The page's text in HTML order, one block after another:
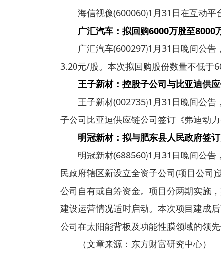
海信视像(600060)1月31日在互动
广汇汽车：拟回购6000万股至8000
广汇汽车(600297)1月31日晚间公
3.20元/股。本次拟回购股份数量不低于
王子新材：控股子公司与比亚迪供
王子新材(002735)1月31日晚间公
子公司比亚迪供应链公司签订《弗迪动
明冠新材：拟与肥东县人民政府签
明冠新材(688560)1月31日晚间公
民政府辖区新设立全资子公司(项目公司
公司自有或自筹资金。项目分两期实施
建设运营情况适时启动。本次项目建成
公司在太阳能背板及功能性膜领域的领
（文章来源：东方财富研究中心）